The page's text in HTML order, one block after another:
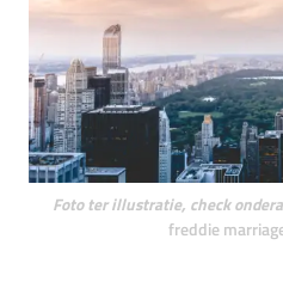
Foto ter illustratie, check
freddie